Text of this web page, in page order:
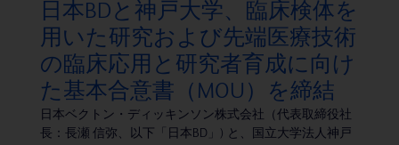
日本BDと神戸大学、臨床検体を
用いた研究および先端医療技術
の臨床応用と研究者育成に向け
た基本合意書（MOU）を締結
日本ベクトン・ディッキンソン株式会社（代表取締役社
長：長瀬 信弥、以下「日本BD」) と、国立大学法人神戸